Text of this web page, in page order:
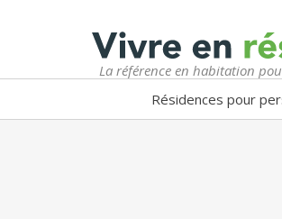
La référence en habitation
Résidences pour